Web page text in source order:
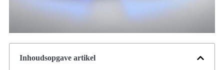
Inhoudsopgave artikel